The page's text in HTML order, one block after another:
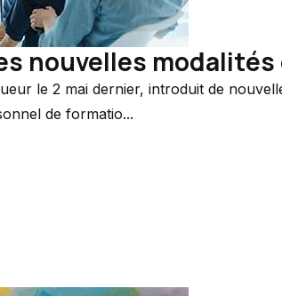
nouvelles
le 2 mai dernier, introduit de
de formatio...